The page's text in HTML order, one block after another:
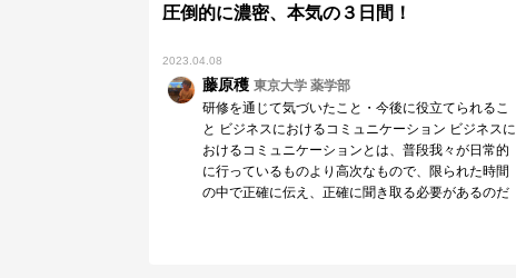
圧倒的に濃密、本気の３日間！
2023.04.08
藤原穫東京大学 薬学部
研修を通じて気づいたこと・今後に役立てられるこ
と ビジネスにおけるコミュニケーション ビジネスに
おけるコミュニケーションとは、普段我々が日常的
に行っているものより高次なもので、限られた時間
の中で正確に伝え、正確に聞き取る必要があるのだ